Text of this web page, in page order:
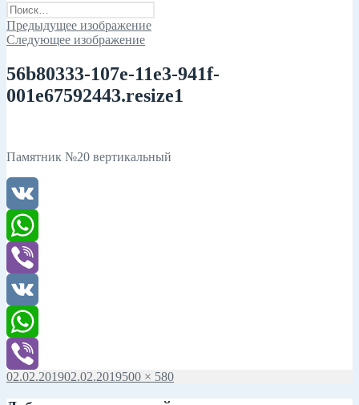
Найти:
Предыдущее изображение
Следующее изображение
56b80333-107e-11e3-941f-
001e67592443.resize1
Памятник №20 вертикальный
VK
WhatsApp
Viber
VK
WhatsApp
Viber
Опубликовано
02.02.201902.02.2019Полный
500 × 580